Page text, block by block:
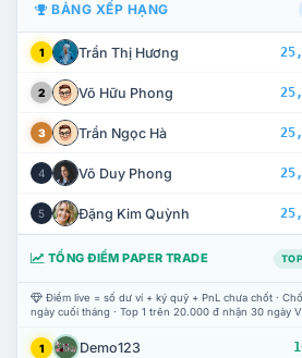
BẢNG XẾP HẠNG
1 Trần Thị Hương
2 Võ Hữu Phong
3 Trần Ngọc Hà
4 Võ Duy Phong
5 Đặng Kim Quỳnh
TỔNG ĐIỂM PAPER TRADE
Điểm live = số dư ví + ký quỹ + PnL chưa chốt ·
ngày cuối tháng · Top 1 trên 20.000 đ nhận 30 ngày
1 Demo123